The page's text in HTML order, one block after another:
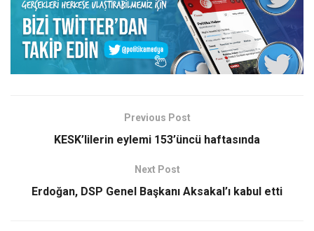
Previous Post
KESK’lilerin eylemi 153’üncü haftasında
Next Post
Erdoğan, DSP Genel Başkanı Aksakal’ı kabul etti